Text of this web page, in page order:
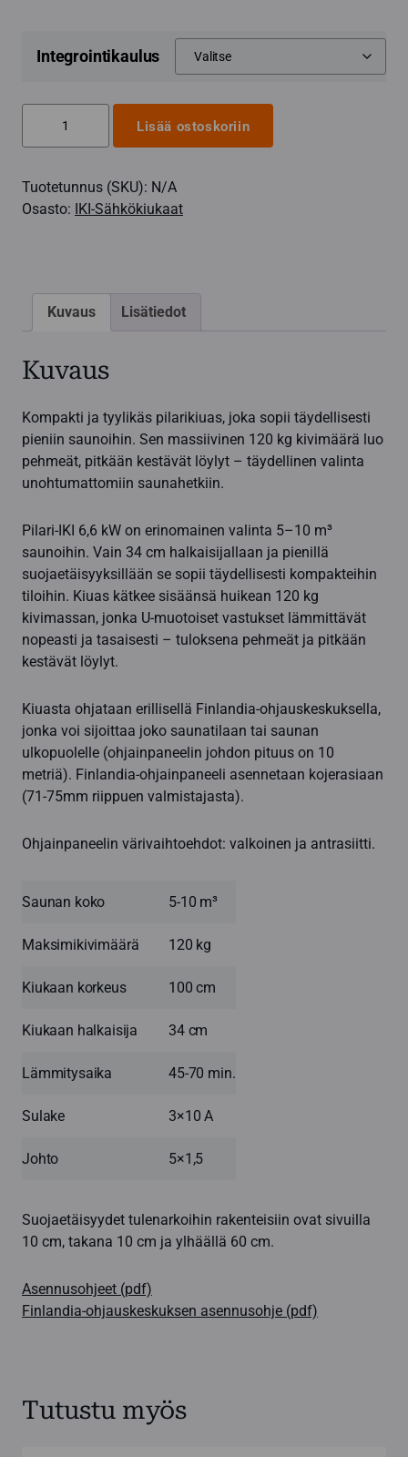
Integrointikaulus
kW
sähkökiuas,
Lisää ostoskoriin
Tuotetunnus (SKU): N/A
Osasto: IKI-Sähkökiukaat
Kuvaus Lisätiedot
Kuvaus
Kompakti ja tyylikäs pilarikiuas, joka sopii täydellisesti
pieniin saunoihin. Sen massiivinen 120 kg kivimäärä luo
pehmeät, pitkään kestävät löylyt – täydellinen valinta
unohtumattomiin saunahetkiin.
Pilari-IKI 6,6 kW on erinomainen valinta 5–10 m³
saunoihin. Vain 34 cm halkaisijallaan ja pienillä
suojaetäisyyksillään se sopii täydellisesti kompakteihin
tiloihin. Kiuas kätkee sisäänsä huikean 120 kg
kivimassan, jonka U-muotoiset vastukset lämmittävät
nopeasti ja tasaisesti – tuloksena pehmeät ja pitkään
kestävät löylyt.
Kiuasta ohjataan erillisellä Finlandia-ohjauskeskuksella,
jonka voi sijoittaa joko saunatilaan tai saunan
ulkopuolelle (ohjainpaneelin johdon pituus on 10
metriä). Finlandia-ohjainpaneeli asennetaan kojerasiaan
(71-75mm riippuen valmistajasta).
Ohjainpaneelin värivaihtoehdot: valkoinen ja antrasiitti.
Saunan koko 5-10 m³
Maksimikivimäärä 120 kg
Kiukaan korkeus 100 cm
Kiukaan halkaisija 34 cm
Lämmitysaika 45-70 min.
Sulake 3×10 A
Johto 5×1,5
Suojaetäisyydet tulenarkoihin rakenteisiin ovat sivuilla
10 cm, takana 10 cm ja ylhäällä 60 cm.
Asennusohjeet (pdf)
Finlandia-ohjauskeskuksen asennusohje (pdf)
Tutustu myös